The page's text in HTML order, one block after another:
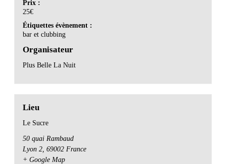
Prix :
25€
Étiquettes évènement :
bar et clubbing
Organisateur
Plus Belle La Nuit
Lieu
Le Sucre
50 quai Rambaud
Lyon 2, 69002 France
+ Google Map